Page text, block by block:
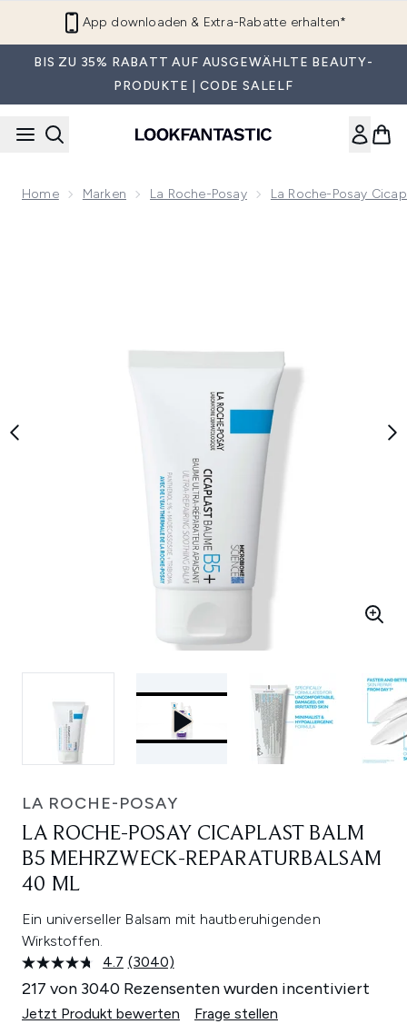
App downloaden & Extra-Rabatte erhalten*
BIS ZU 35% RABATT AUF AUSGEWÄHLTE BEAUTY-
PRODUKTE | CODE SALELF
Home Marken La Roche-Posay La Roche-Posay
LA ROCHE-POSAY
LA ROCHE-POSAY CICAPLAST BALM
B5 MEHRZWECK-REPARATURBALSAM
40 ML
Ein universeller Balsam mit hautberuhigenden
Wirkstoffen.
4.7 3040
Bewertungen
lesen.
Link
(3040)
217 von 3040 Rezensenten wurden incentiviert
Jetzt Produkt bewerten Frage stellen